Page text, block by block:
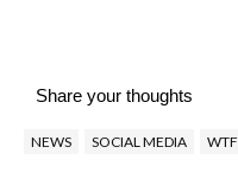
Share your thoughts
NEWS SOCIAL MEDIA WTF